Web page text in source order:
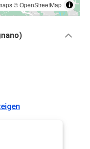
©OpenStreetMap